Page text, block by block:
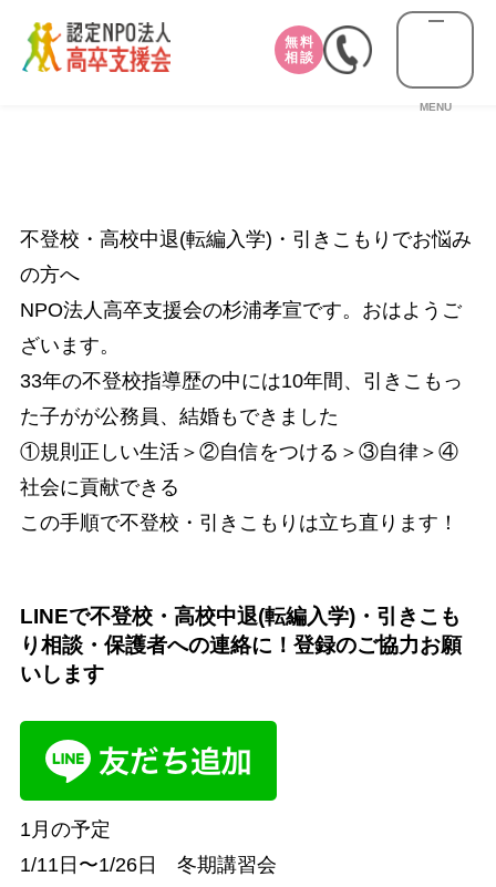
無料
相談
MENU
不登校・高校中退(転編入学)・引きこもりでお悩み
の方へ
NPO法人高卒支援会の杉浦孝宣です。おはようご
ざいます。
33年の不登校指導歴の中には10年間、引きこもっ
た子がが公務員、結婚もできました
①規則正しい生活＞②自信をつける＞③自律＞④
社会に貢献できる
この手順で不登校・引きこもりは立ち直ります！
LINEで不登校・高校中退(転編入学)・引きこも
り相談・保護者への連絡に！登録のご協力お願
いします
1月の予定
1/11日〜1/26日 冬期講習会